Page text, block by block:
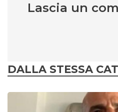
Lascia un
DALLA STESSA